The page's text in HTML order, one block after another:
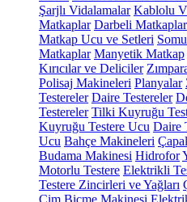
Şarjlı Vidalamalar Kablolu
Matkaplar Darbeli Matkaplar
Matkap Ucu ve Setleri
Matkaplar Manyetik Matkap
Kırıcılar ve Deliciler
Polisaj Makineleri Planyalar
Testereler Daire Testereler
Testereler Tilki Kuyruğu
Kuyruğu Testere Ucu Daire
Ucu Bahçe Makineleri
Budama Makinesi Hidrofor
Motorlu Testere Elektrikli
Testere Zincirleri ve Yağları
Çim Biçme Makinesi